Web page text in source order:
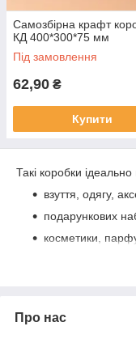
Самозбірна крафт
КД 400*300*75 мм
Під замовлення
62,90 ₴
Купити
Такі коробки
взуття, одягу,
подарункових
косметики,
товарів ручної
характерною
Про нас